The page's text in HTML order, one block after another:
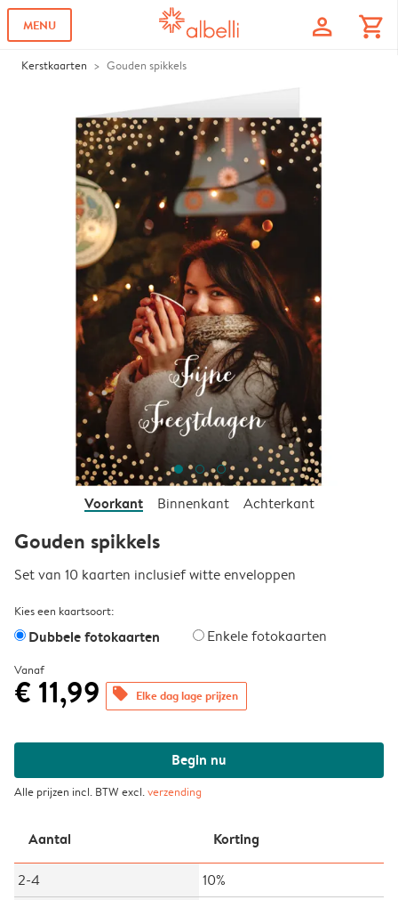
MENU profile shopping_cart
Kerstkaarten Gouden spikkels
Voorkant Binnenkant Achterkant
Gouden spikkels
Set van 10 kaarten inclusief witte enveloppen
Kies een kaartsoort:
Dubbele fotokaarten Enkele fotokaarten
Vanaf
€ 11,99 offers Elke dag lage prijzen
Begin nu
Alle prijzen incl. BTW excl.verzending
Aantal Korting
2-4
10%